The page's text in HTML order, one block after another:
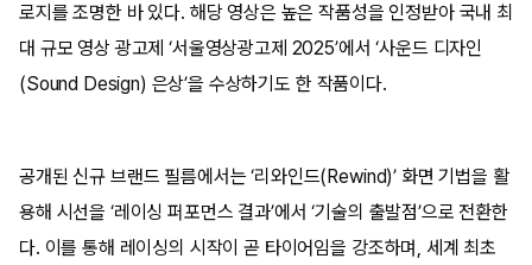
로지를 조명한 바 있다. 해당 영상은 높은 작품성을 인정받아 국내 최
대 규모 영상 광고제 ‘서울영상광고제 2025’에서 ‘사운드 디자인
(Sound Design) 은상’을 수상하기도 한 작품이다.
공개된 신규 브랜드 필름에서는 ‘리와인드(Rewind)’ 화면 기법을 활
용해 시선을 ‘레이싱 퍼포먼스 결과’에서 ‘기술의 출발점’으로 전환한
다. 이를 통해 레이싱의 시작이 곧 타이어임을 강조하며, 세계 최초